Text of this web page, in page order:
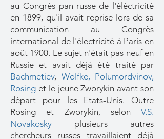
au Congrès pan-russe de l'éléctricité
en 1899, qu'il avait reprise lors de sa
communication au Congrès
international de l'électricité à Paris en
août 1900. Le sujet n'était pas neuf en
Russie et avait déjà été traité par
Bachmetiev, Wolfke, Polumordvinov,
Rosing et le jeune Zworykin avant son
départ pour les Etats-Unis. Outre
Rosing et Zworykin, selon V.S.
Novakosky plusieurs autres
chercheurs russes travaillaient déjà